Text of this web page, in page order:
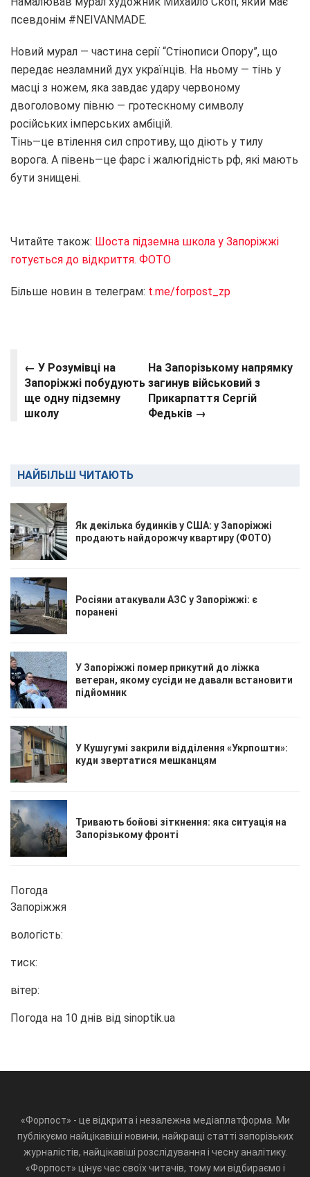
псевдонім #NEIVANMADE.
Новий мурал — частина серії “Стінописи Опору”, що
передає незламний дух українців. На ньому — тінь у
масці з ножем, яка завдає удару червоному
двоголовому півню — гротескному символу
російських імперських амбіцій.
Тінь—це втілення сил спротиву, що діють у тилу
ворога. А півень—це фарс і жалюгідність рф, які мають
бути знищені.
Читайте також: Шоста підземна школа у Запоріжжі
готується до відкриття. ФОТО
Більше новин в телеграм: t.me/forpost_zp
← У Розумівці на
Запоріжжі побудують
ще одну підземну
школу
На Запорізькому напрямку
загинув військовий з
Прикарпаття Сергій
Федьків →
НАЙБІЛЬШ ЧИТАЮТЬ
Як декілька будинків у США: у Запоріжжі
продають найдорожчу квартиру (ФОТО)
Росіяни атакували АЗС у Запоріжжі: є
поранені
У Запоріжжі помер прикутий до ліжка
ветеран, якому сусіди не давали встановити
підйомник
У Кушугумі закрили відділення «Укрпошти»:
куди звертатися мешканцям
Тривають бойові зіткнення: яка ситуація на
Запорізькому фронті
Погода
Запоріжжя
вологість:
тиск:
вітер:
Погода на 10 днів від sinoptik.ua
«Форпост» - це відкрита і незалежна медіаплатформа. Ми
публікуємо найцікавіші новини, найкращі статті запорізьких
журналістів, найцікавіші розслідування і чесну аналітику.
«Форпост» цінує час своїх читачів, тому ми відбираємо і